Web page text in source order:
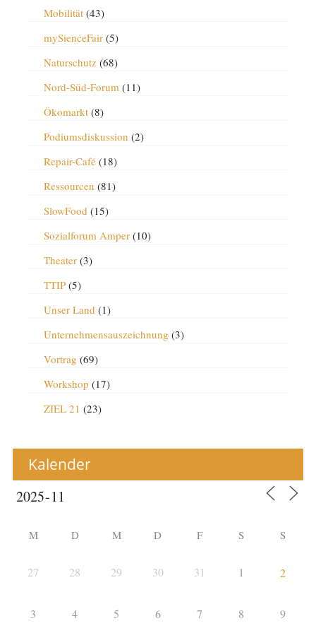
Mobilität(43)
mySienceFair(5)
Naturschutz(68)
Nord-Süd-Forum(11)
Ökomarkt(8)
Podiumsdiskussion (2)
Repair-Café(18)
Ressourcen (81)
SlowFood (15)
Sozialforum Amper(10)
Theater(3)
TTIP(5)
Unser Land (1)
Unternehmensauszeichnung (3)
Vortrag (69)
Workshop (17)
ZIEL 21 (23)
Kalender
M D M D F S S
27 28 29 30 31 1 2
3 4 5 6 7 8 9